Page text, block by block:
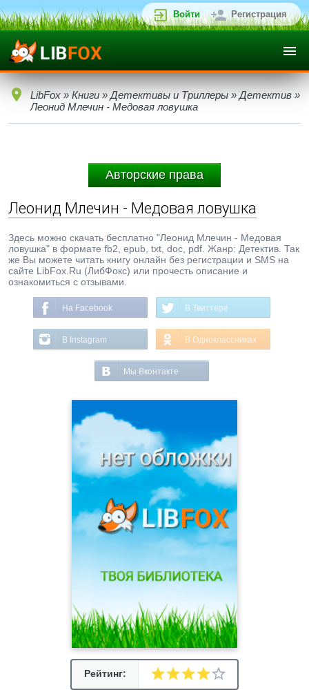
Войти Регистрация
LibFox » Книги » Детективы и Триллеры » Детектив »
Леонид Млечин - Медовая ловушка
Авторские права
Леонид Млечин - Медовая ловушка
Здесь можно скачать бесплатно "Леонид Млечин - Медовая
ловушка" в формате fb2, epub, txt, doc, pdf. Жанр: Детектив. Так
же Вы можете читать книгу онлайн без регистрации и SMS на
сайте LibFox.Ru (ЛибФокс) или прочесть описание и
ознакомиться с отзывами.
На Facebook В Твиттере
В Instagram В Одноклассниках
Мы Вконтакте
Рейтинг: